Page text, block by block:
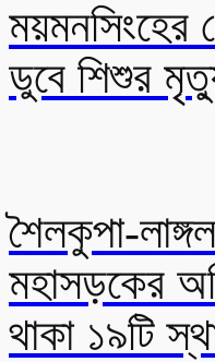
ময়মনসিংহের
ডুবে শিশুর
শৈলকুপা-
মহাসড়কের
থাকা ১৯টি